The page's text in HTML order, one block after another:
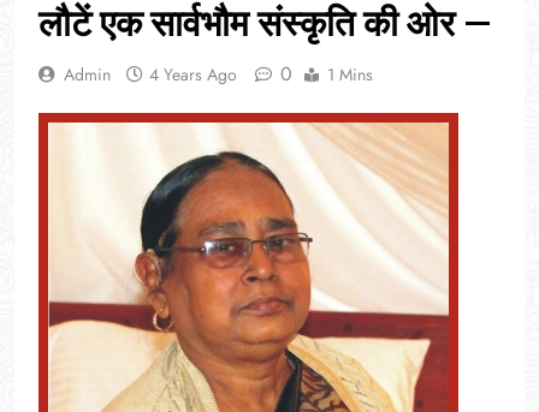
लौटें एक सार्वभौम संस्कृति की ओर —
Admin 4 Years Ago 0 1 Mins